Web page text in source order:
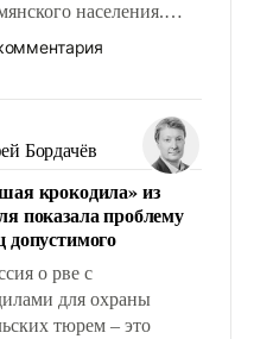
населения.
этому населению все
просто по
прожекты будут
оплачиваться
российских
и где за
не нужно
Бордачёв
крокодила» из
показала проблему
допустимого
о рве с
для охраны
тюрем – это